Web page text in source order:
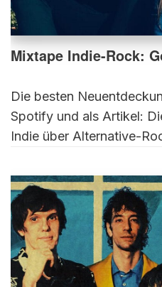
Mixtape Indie-Rock:
Die besten
Spotify und als Artikel:
Indie über Alternative-